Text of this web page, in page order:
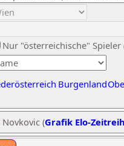
Nur "österreichische" Spieler
Burgenland
(Grafik Elo-